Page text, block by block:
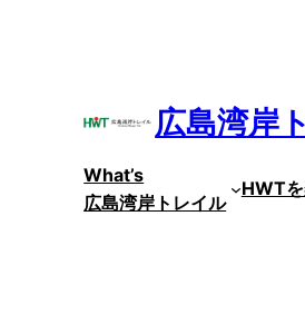
広島湾岸
What’s
広島湾岸トレイル
HWT